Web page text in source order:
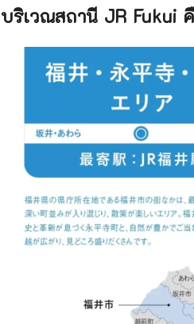
บริเวณสถานี JR Fukui